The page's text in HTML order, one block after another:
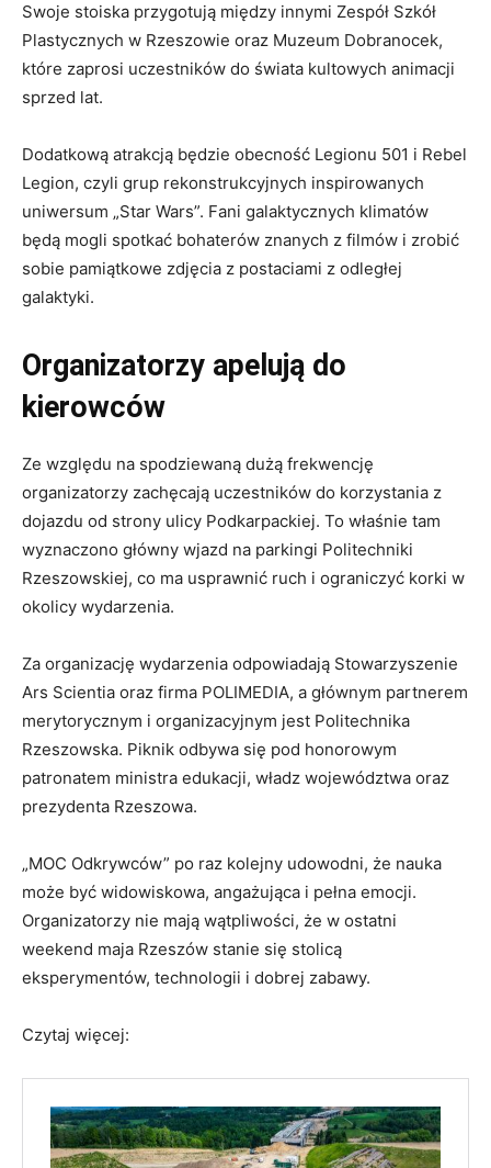
Swoje stoiska przygotują między innymi Zespół Szkół
Plastycznych w Rzeszowie oraz Muzeum Dobranocek,
które zaprosi uczestników do świata kultowych animacji
sprzed lat.
Dodatkową atrakcją będzie obecność Legionu 501 i Rebel
Legion, czyli grup rekonstrukcyjnych inspirowanych
uniwersum „Star Wars”. Fani galaktycznych klimatów
będą mogli spotkać bohaterów znanych z filmów i zrobić
sobie pamiątkowe zdjęcia z postaciami z odległej
galaktyki.
Organizatorzy apelują do
kierowców
Ze względu na spodziewaną dużą frekwencję
organizatorzy zachęcają uczestników do korzystania z
dojazdu od strony ulicy Podkarpackiej. To właśnie tam
wyznaczono główny wjazd na parkingi Politechniki
Rzeszowskiej, co ma usprawnić ruch i ograniczyć korki w
okolicy wydarzenia.
Za organizację wydarzenia odpowiadają Stowarzyszenie
Ars Scientia oraz firma POLIMEDIA, a głównym partnerem
merytorycznym i organizacyjnym jest Politechnika
Rzeszowska. Piknik odbywa się pod honorowym
patronatem ministra edukacji, władz województwa oraz
prezydenta Rzeszowa.
„MOC Odkrywców” po raz kolejny udowodni, że nauka
może być widowiskowa, angażująca i pełna emocji.
Organizatorzy nie mają wątpliwości, że w ostatni
weekend maja Rzeszów stanie się stolicą
eksperymentów, technologii i dobrej zabawy.
Czytaj więcej: